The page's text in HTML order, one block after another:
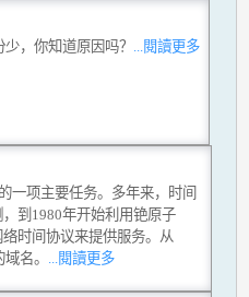
，你知道原因吗？ ...閱讀更多
一项主要任务。多年来，时间
到1980年开始利用铯原子
时间协议来提供服务。从
名。 ...閱讀更多